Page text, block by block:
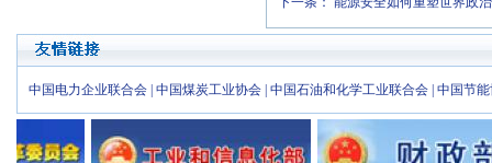
中国电力企业联合会 中国煤炭工业协会 中国石油和化学工业联合会 中国节